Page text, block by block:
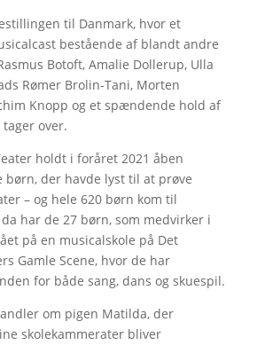
til Danmark, hvor et
bestående af blandt andre
Botoft, Amalie Dollerup, Ulla
Rømer Brolin-Tani, Morten
Knopp og et spændende hold af
over.
holdt i foråret 2021 åben
der havde lyst til at prøve
– og hele 620 børn kom til
har de 27 børn, som medvirker i
på en musicalskole på Det
Gamle Scene, hvor de har
for både sang, dans og skuespil.
om pigen Matilda, der
skolekammerater bliver